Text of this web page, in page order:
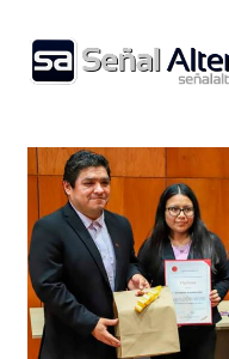
content